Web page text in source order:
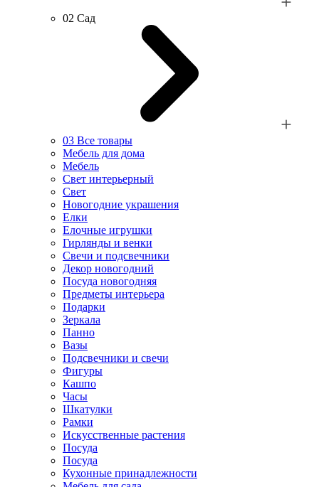
02 Сад
03 Все товары
Мебель для дома
Мебель
Свет интерьерный
Свет
Новогодние украшения
Елки
Елочные игрушки
Гирлянды и венки
Свечи и подсвечники
Декор новогодний
Посуда новогодняя
Предметы интерьера
Подарки
Зеркала
Панно
Вазы
Подсвечники и свечи
Фигуры
Кашпо
Часы
Шкатулки
Рамки
Искусственные растения
Посуда
Посуда
Кухонные принадлежности